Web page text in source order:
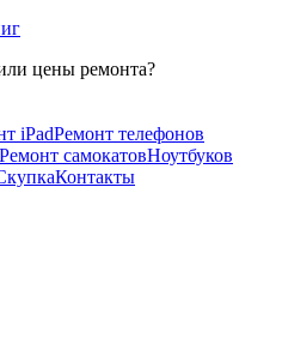
цены ремонта?
iPadРемонт телефонов
Ремонт самокатовНоутбуков
Контакты